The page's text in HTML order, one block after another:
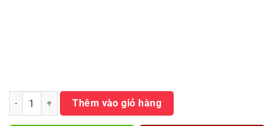
Máy Căt Bê Tông KC20 - D8 số lượng
Thêm vào giỏ hàng